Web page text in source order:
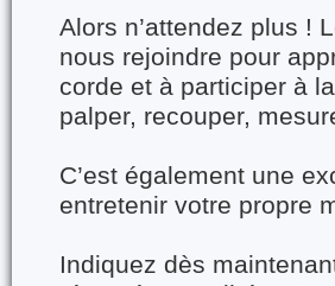
Alors n’attendez plus !
nous rejoindre pour
corde et à participer à
palper, recouper,
C’est également une
entretenir votre propre
Indiquez dès